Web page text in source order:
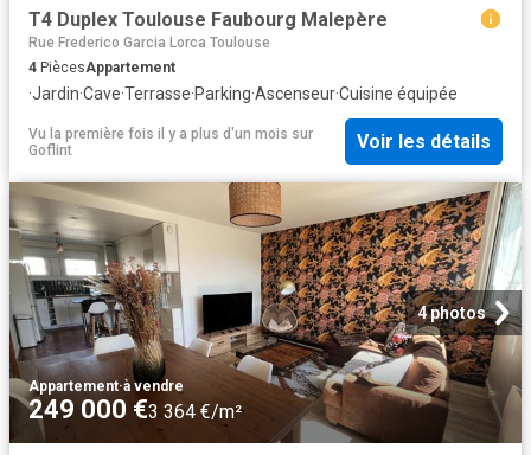
T4 Duplex Toulouse Faubourg Malepère
Rue Frederico Garcia Lorca Toulouse
4 PiècesAppartement
·Jardin·Cave·Terrasse·Parking·Ascenseur·Cuisine équipée
Vu la première fois il y a plus d'un mois sur
Goflint
Voir les détails
4 photos
Appartement·à vendre
249 000 €3 364 €/m²